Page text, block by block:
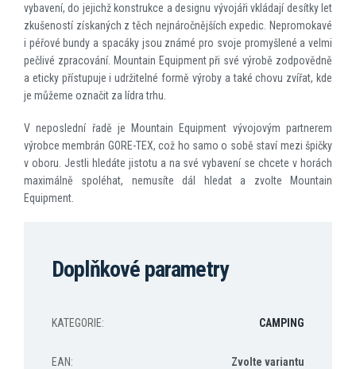
vybavení, do jejichž konstrukce a designu vývojáři vkládají desítky let
zkušeností získaných z těch nejnáročnějších expedic. Nepromokavé
i péřové bundy a spacáky jsou známé pro svoje promyšlené a velmi
pečlivé zpracování. Mountain Equipment při své výrobě zodpovědně
a eticky přístupuje i udržitelné formě výroby a také chovu zvířat, kde
je můžeme označit za lídra trhu.
V neposlední řadě je Mountain Equipment vývojovým partnerem
výrobce membrán GORE-TEX, což ho samo o sobě staví mezi špičky
v oboru. Jestli hledáte jistotu a na své vybavení se chcete v horách
maximálně spoléhat, nemusíte dál hledat a zvolte Mountain
Equipment.
Doplňkové parametry
KATEGORIE: CAMPING
EAN: Zvolte variantu